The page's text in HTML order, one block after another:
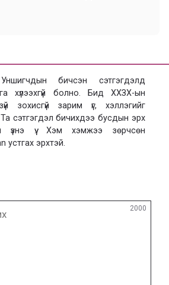
бичсэн сэтгэгдэлд
хүлээхгүй болно. Бид ХХЗХ-ын
зохисгүй зарим үг, хэллэгийг
сэтгэгдэл бичихдээ бусдын эрх
үзнэ үү. Хэм хэмжээ зөрчсөн
устгах эрхтэй.
2000